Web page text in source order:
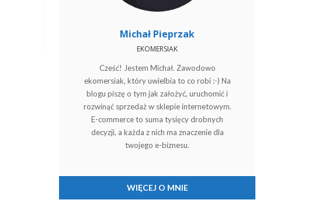
Michał Pieprzak
EKOMERSIAK
Cześć! Jestem Michał. Zawodowo
ekomersiak, który uwielbia to co robi :-) Na
blogu piszę o tym jak założyć, uruchomić i
rozwinąć sprzedaż w sklepie internetowym.
E-commerce to suma tysięcy drobnych
decyzji, a każda z nich ma znaczenie dla
twojego e-biznesu.
WIĘCEJ O MNIE